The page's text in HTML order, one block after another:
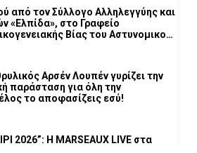
από τον Σύλλογο Αλληλεγγύης και
«Ελπίδα», στο Γραφείο
Βίας του Αστυνομικού
Αρσέν Λουπέν γυρίζει την
παράσταση για όλη την
το τέλος το αποφασίζεις εσύ!
2026”: Η MARSEAUX LIVE στα